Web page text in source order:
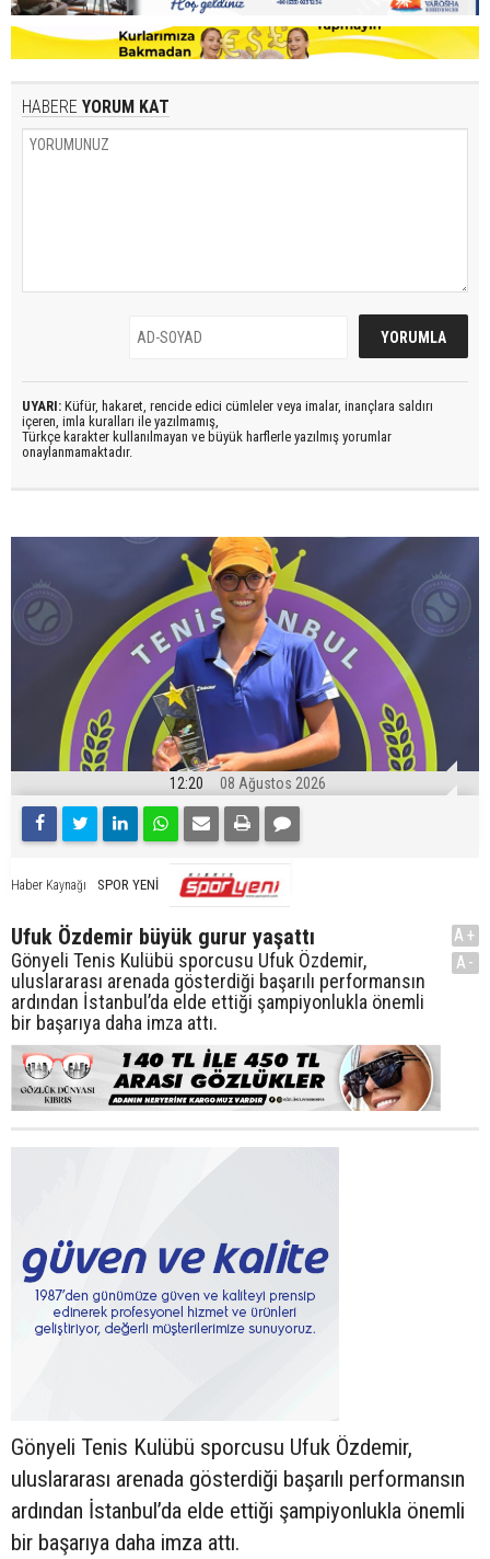
HABERE YORUM KAT
UYARI: Küfür, hakaret, rencide edici cümleler veya imalar, inançlara saldırı
içeren, imla kuralları ile yazılmamış,
Türkçe karakter kullanılmayan ve büyük harflerle yazılmış yorumlar
onaylanmamaktadır.
12:20 08 Ağustos 2026
Haber Kaynağı SPOR YENİ
Ufuk Özdemir büyük gurur yaşattı
Gönyeli Tenis Kulübü sporcusu Ufuk Özdemir,
uluslararası arenada gösterdiği başarılı performansın
ardından İstanbul’da elde ettiği şampiyonlukla önemli
bir başarıya daha imza attı.
A+
A-
Gönyeli Tenis Kulübü sporcusu Ufuk Özdemir,
uluslararası arenada gösterdiği başarılı performansın
ardından İstanbul’da elde ettiği şampiyonlukla önemli
bir başarıya daha imza attı.